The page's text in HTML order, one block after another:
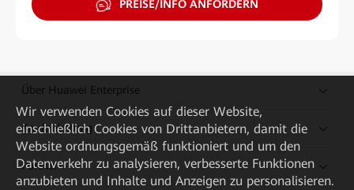
PREISE/INFO ANFORDERN
Über Huawei Enterprise
Kaufanleitung
Partner
Wir verwenden Cookies auf dieser Website,
einschließlich Cookies von Drittanbietern, damit die
Website ordnungsgemäß funktioniert und um den
Datenverkehr zu analysieren, verbesserte Funktionen
anzubieten und Inhalte und Anzeigen zu personalisieren.